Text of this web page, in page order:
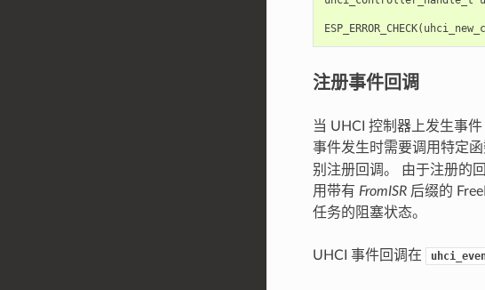
ESP_ERROR_CHECK(
注册事件回调
当 UHCI 控制器上发生事
事件发生时需要调用特定
别注册回调。 由于注册的
用带有 FromISR后缀的
任务的阻塞状态。
UHCI 事件回调在